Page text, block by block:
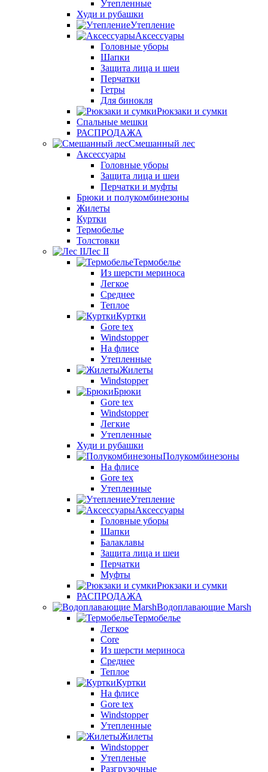
Утепленные
Худи и рубашки
Утепление
Аксессуары
Головные уборы
Шапки
Защита лица и шеи
Перчатки
Гетры
Для бинокля
Рюкзаки и сумки
Спальные мешки
РАСПРОДАЖА
Смешанный лес
Аксессуары
Головные уборы
Защита лица и шеи
Перчатки и муфты
Брюки и полукомбинезоны
Жилеты
Куртки
Термобелье
Толстовки
Лес II
Термобелье
Из шерсти мериноса
Легкое
Среднее
Теплое
Куртки
Gore tex
Windstopper
На флисе
Утепленные
Жилеты
Windstopper
Брюки
Gore tex
Windstopper
Легкие
Утепленные
Худи и рубашки
Полукомбинезоны
На флисе
Gore tex
Утепленные
Утепление
Аксессуары
Головные уборы
Шапки
Балаклавы
Защита лица и шеи
Перчатки
Муфты
Рюкзаки и сумки
РАСПРОДАЖА
Водоплавающие Marsh
Термобелье
Легкое
Core
Из шерсти мериноса
Среднее
Теплое
Куртки
На флисе
Gore tex
Windstopper
Утепленные
Жилеты
Windstopper
Утепленые
Разгрузочные